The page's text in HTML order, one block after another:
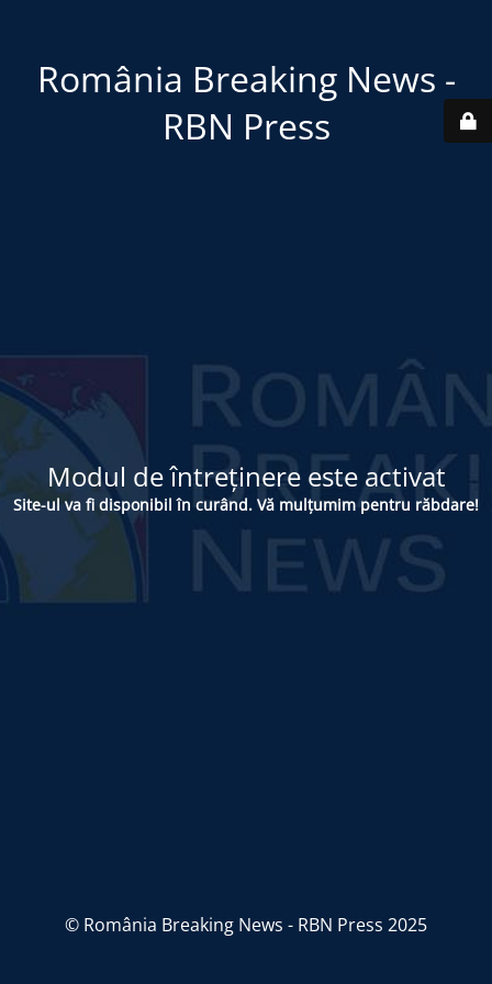
România Breaking News -
RBN Press
Modul de întreținere este activat
Site-ul va fi disponibil în curând. Vă mulțumim pentru răbdare!
© România Breaking News - RBN Press 2025